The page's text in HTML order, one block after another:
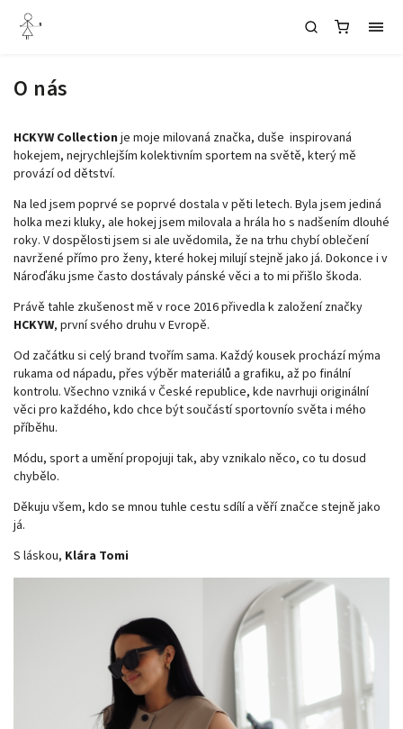
O nás
HCKYW Collection je moje milovaná značka, duše inspirovaná
hokejem, nejrychlejším kolektivním sportem na světě, který mě
provází od dětství.
Na led jsem poprvé se poprvé dostala v pěti letech. Byla jsem jediná
holka mezi kluky, ale hokej jsem milovala a hrála ho s nadšením dlouhé
roky. V dospělosti jsem si ale uvědomila, že na trhu chybí oblečení
navržené přímo pro ženy, které hokej milují stejně jako já. Dokonce i v
Nároďáku jsme často dostávaly pánské věci a to mi přišlo škoda.
Právě tahle zkušenost mě v roce 2016 přivedla k založení značky
HCKYW, první svého druhu v Evropě.
Od začátku si celý brand tvořím sama. Každý kousek prochází mýma
rukama od nápadu, přes výběr materiálů a grafiku, až po finální
kontrolu. Všechno vzniká v České republice, kde navrhuji originální
věci pro každého, kdo chce být součástí sportovnío světa i mého
příběhu.
Módu, sport a umění propojuji tak, aby vznikalo něco, co tu dosud
chybělo.
Děkuju všem, kdo se mnou tuhle cestu sdílí a věří značce stejně jako
já.
S láskou, Klára Tomi